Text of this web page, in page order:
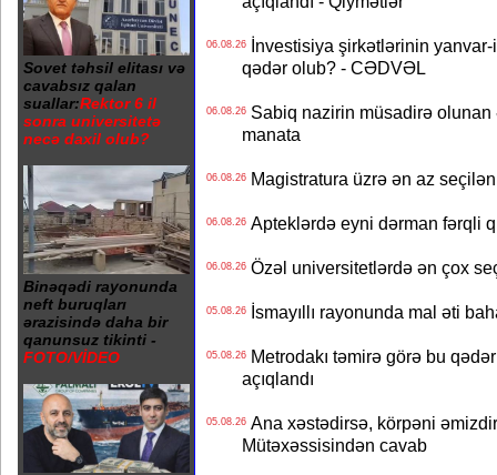
Sovet təhsil elitası və
cavabsız qalan
suallar:Rektor 6 il
sonra universitetə
necə daxil olub?
Binəqədi rayonunda
neft buruqları
ərazisində daha bir
qanunsuz tikinti -
FOTO/VİDEO
06.08.26İnvestisiya şirkətlərinin yanvar-
qədər olub? - CƏDVƏL
06.08.26Sabiq nazirin müsadirə olunan
manata
06.08.26Magistratura üzrə ən az
06.08.26Apteklərdə eyni dərman fərqli
06.08.26Özəl universitetlərdə ən çox
05.08.26İsmayıllı rayonunda mal əti
05.08.26Metrodakı təmirə görə bu
açıqlandı
05.08.26Ana xəstədirsə, körpəni
Mütəxəssisindən cavab